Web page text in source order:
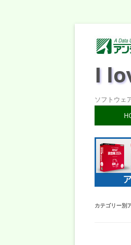
I
ソフトウェ
カテゴリー別